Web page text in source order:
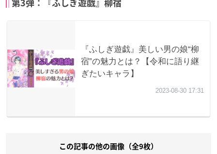
第3弾：『ふしぎ遊戯』柳宿
この記事の他の画像（全9枚）